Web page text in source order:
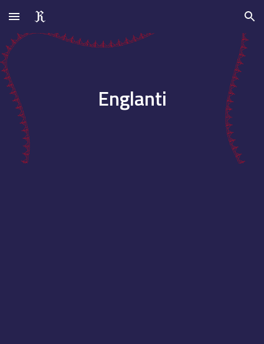
Skip to main content Skip to navigation
Englanti